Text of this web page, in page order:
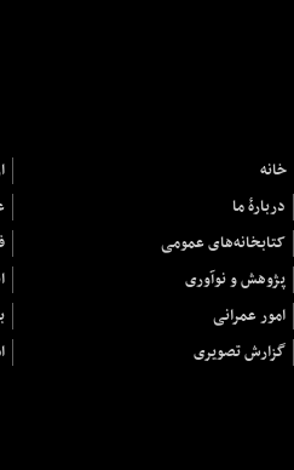
خانه
دربارهٔ ما
کتابخانه‌های عمومی
پژوهش و نوآوری
امور عمرانی
گزارش تصویری